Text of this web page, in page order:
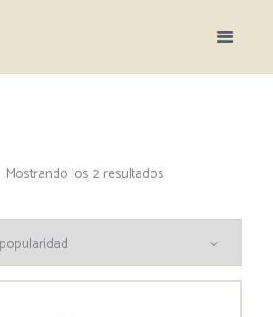
Mostrando los 2 resultados